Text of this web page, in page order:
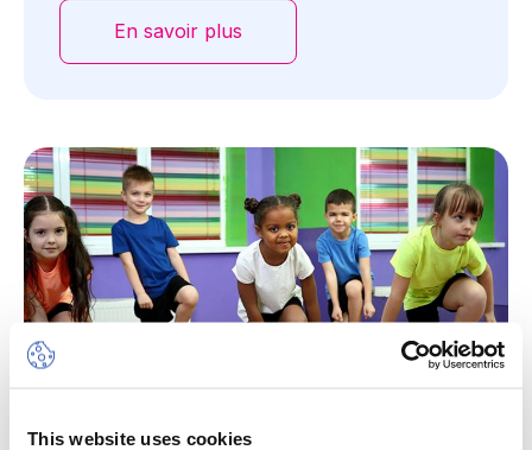
This website uses cookies
En savoir plus